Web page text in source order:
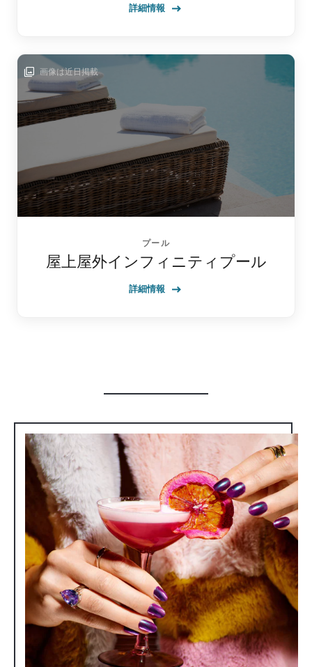
詳細情報
画像は近日掲載
プール
屋上屋外インフィニティプール
詳細情報